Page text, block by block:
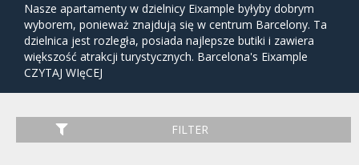
Nasze apartamenty w dzielnicy Eixample byłyby dobrym
wyborem, ponieważ znajdują się w centrum Barcelony. Ta
dzielnica jest rozległa, posiada najlepsze butiki i zawiera
większość atrakcji turystycznych. Barcelona's Eixample
(zwana "Extension" w języku angielskim) składa się z ulic,
korporacyjnymi, rynkami i jadalniami z całego świata.
Dobre połączenie komunikacyjne i bliskość serca Barcelony
CZYTAJ WIęCEJ
FILTER